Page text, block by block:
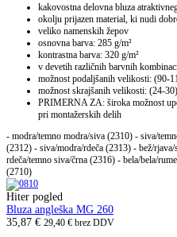
kakovostna delovna bluza
okolju prijazen material, ki nudi
veliko namenskih žepov
osnovna barva: 285 g/m²
kontrastna barva: 320 g/m²
v devetih različnih barvnih
možnost podaljšanih velikosti: (90-
možnost skrajšanih velikosti: (24-30)
PRIMERNA ZA: široka možnost
pri montažerskih delih
- modra/temno modra/siva (2310) - siva/
(2312) - siva/modra/rdeča (2313) - bež/
rdeča/temno siva/črna (2316) - bela/bela/
(2710)
Hiter pogled
Bluza angleška MG 260
35,87 € 29,40 € brez DDV